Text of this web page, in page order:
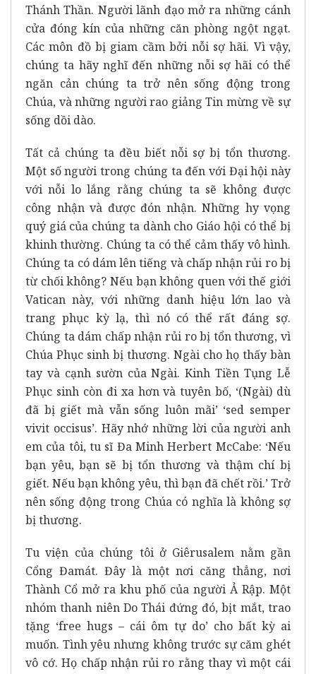
Thánh Thần. Người lãnh đạo mở ra những cánh
cửa đóng kín của những căn phòng ngột ngạt.
Các môn đồ bị giam cầm bởi nỗi sợ hãi. Vì vậy,
chúng ta hãy nghĩ đến những nỗi sợ hãi có thể
ngăn cản chúng ta trở nên sống động trong
Chúa, và những người rao giảng Tin mừng về sự
sống dồi dào.
Tất cả chúng ta đều biết nỗi sợ bị tổn thương.
Một số người trong chúng ta đến với Đại hội này
với nỗi lo lắng rằng chúng ta sẽ không được
công nhận và được đón nhận. Những hy vọng
quý giá của chúng ta dành cho Giáo hội có thể bị
khinh thường. Chúng ta có thể cảm thấy vô hình.
Chúng ta có dám lên tiếng và chấp nhận rủi ro bị
từ chối không? Nếu bạn không quen với thế giới
Vatican này, với những danh hiệu lớn lao và
trang phục kỳ lạ, thì nó có thể rất đáng sợ.
Chúng ta dám chấp nhận rủi ro bị tổn thương, vì
Chúa Phục sinh bị thương. Ngài cho họ thấy bàn
tay và cạnh sườn của Ngài. Kinh Tiền Tụng Lễ
Phục sinh còn đi xa hơn và tuyên bố, ‘(Ngài) dù
đã bị giết mà vẫn sống luôn mãi’ ‘sed semper
vivit occisus’. Hãy nhớ những lời của người anh
em của tôi, tu sĩ Đa Minh Herbert McCabe: ‘Nếu
bạn yêu, bạn sẽ bị tổn thương và thậm chí bị
giết. Nếu bạn không yêu, thì bạn đã chết rồi.’ Trở
nên sống động trong Chúa có nghĩa là không sợ
bị thương.
Tu viện của chúng tôi ở Giêrusalem nằm gần
Cổng Đamát. Đây là một nơi căng thẳng, nơi
Thành Cổ mở ra khu phố của người Ả Rập. Một
nhóm thanh niên Do Thái đứng đó, bịt mắt, trao
tặng ‘free hugs – cái ôm tự do’ cho bất kỳ ai
muốn. Tình yêu nhưng không trước sự căm ghét
vô cớ. Họ chấp nhận rủi ro rằng thay vì một cái